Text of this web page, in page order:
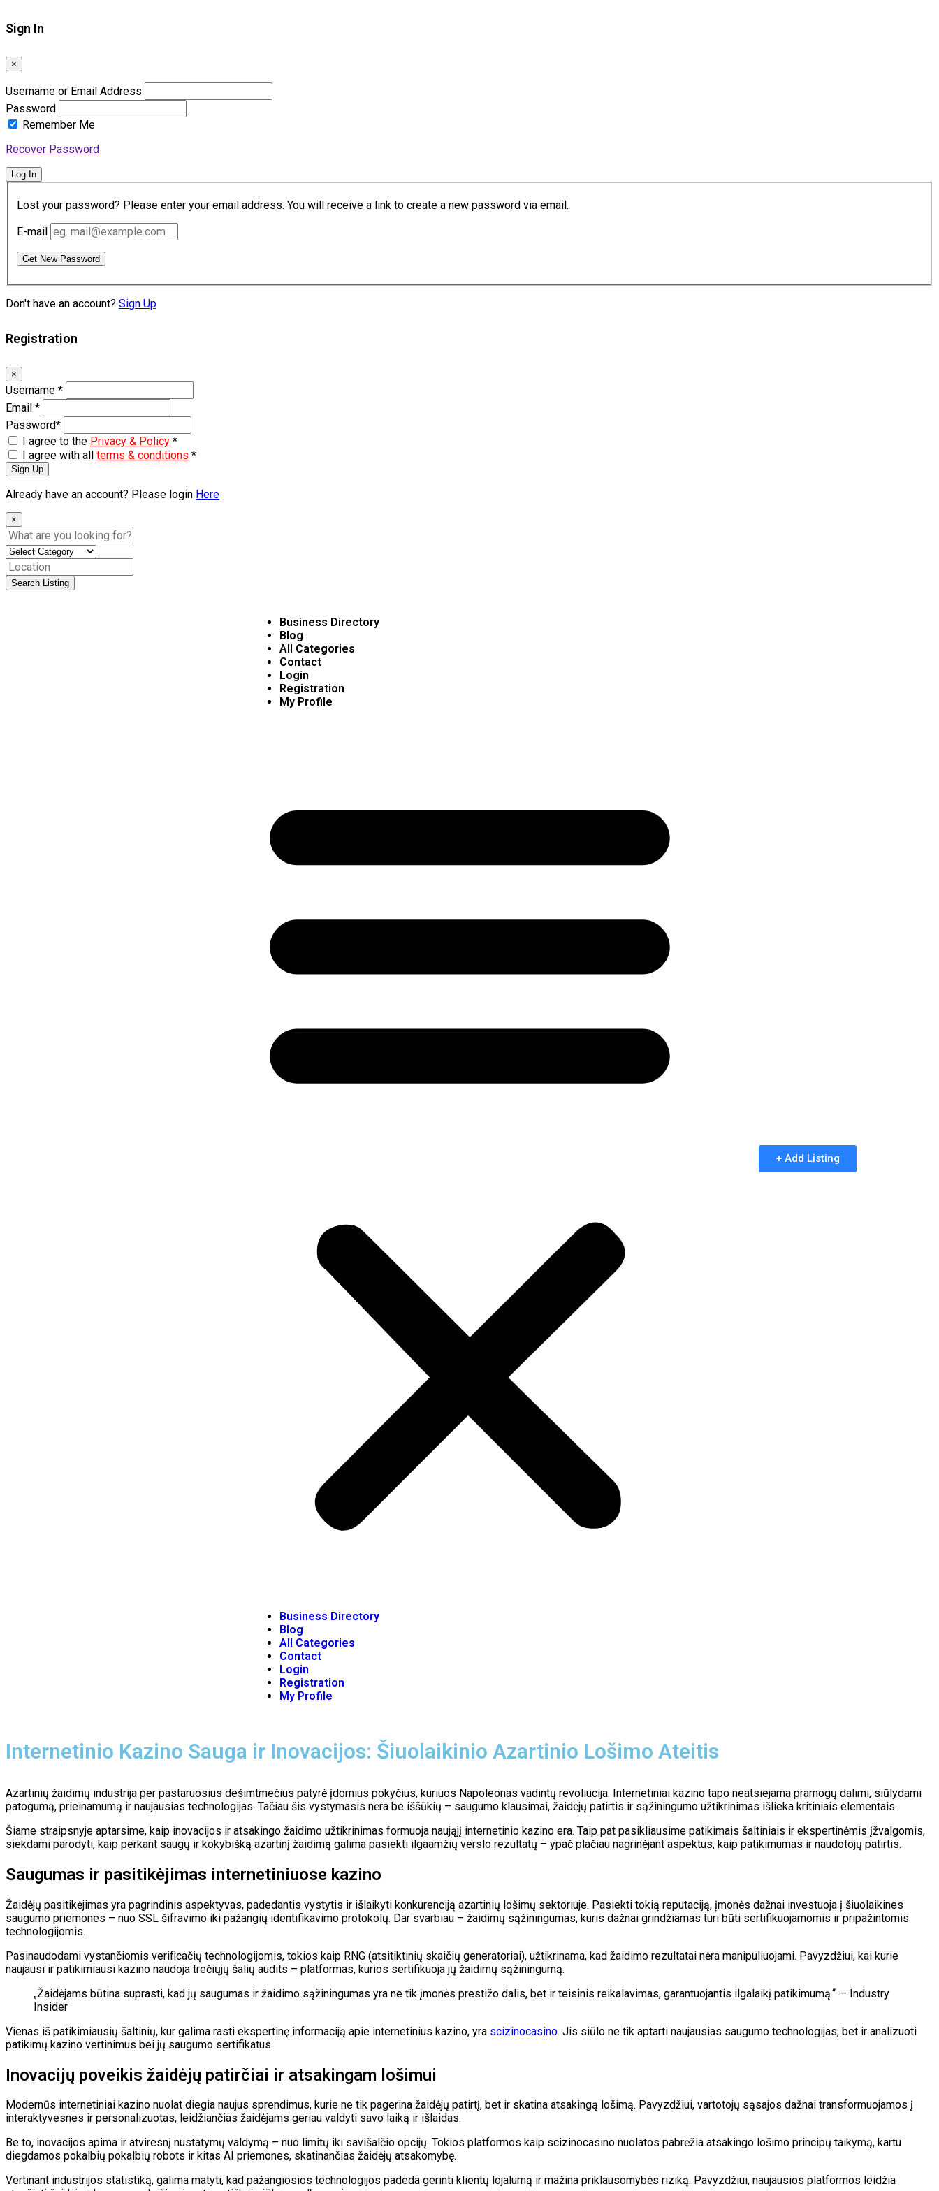
Sign In
×
Username or Email Address
Password
Remember Me
Recover Password
Log In
Lost your password? Please enter your email address. You will receive a link to create a new password via email.
E-mail
Get New Password
Don't have an account? Sign Up
Registration
×
Username *
Email *
Password*
I agree to the Privacy & Policy *
I agree with all terms & conditions *
Sign Up
Already have an account? Please login Here
×
Search Listing
Business Directory
Blog
All Categories
Contact
Login
Registration
My Profile
Business Directory
Blog
All Categories
Contact
Login
Registration
My Profile
+ Add Listing
Internetinio Kazino Sauga ir Inovacijos: Šiuolaikinio Azartinio Lošimo Ateitis
Azartinių žaidimų industrija per pastaruosius dešimtmečius patyrė įdomius pokyčius, kuriuos Napoleonas vadintų revoliucija. Internetiniai kazino tapo neatsiejama pramogų dalimi, siūlydami
patogumą, prieinamumą ir naujausias technologijas. Tačiau šis vystymasis nėra be iššūkių – saugumo klausimai, žaidėjų patirtis ir sąžiningumo užtikrinimas išlieka kritiniais elementais.
Šiame straipsnyje aptarsime, kaip inovacijos ir atsakingo žaidimo užtikrinimas formuoja naująjį internetinio kazino era. Taip pat pasikliausime patikimais šaltiniais ir ekspertinėmis įžvalgomis,
siekdami parodyti, kaip perkant saugų ir kokybišką azartinį žaidimą galima pasiekti ilgaamžių verslo rezultatų – ypač plačiau nagrinėjant aspektus, kaip patikimumas ir naudotojų patirtis.
Saugumas ir pasitikėjimas internetiniuose kazino
Žaidėjų pasitikėjimas yra pagrindinis aspektyvas, padedantis vystytis ir išlaikyti konkurenciją azartinių lošimų sektoriuje. Pasiekti tokią reputaciją, įmonės dažnai investuoja į šiuolaikines
saugumo priemones – nuo SSL šifravimo iki pažangių identifikavimo protokolų. Dar svarbiau – žaidimų sąžiningumas, kuris dažnai grindžiamas turi būti sertifikuojamomis ir pripažintomis
technologijomis.
Pasinaudodami vystančiomis verificačių technologijomis, tokios kaip RNG (atsitiktinių skaičių generatoriai), užtikrinama, kad žaidimo rezultatai nėra manipuliuojami. Pavyzdžiui, kai kurie
naujausi ir patikimiausi kazino naudoja trečiųjų šalių audits – platformas, kurios sertifikuoja jų žaidimų sąžiningumą.
„Žaidėjams būtina suprasti, kad jų saugumas ir žaidimo sąžiningumas yra ne tik įmonės prestižo dalis, bet ir teisinis reikalavimas, garantuojantis ilgalaikį patikimumą.“ — Industry
Insider
Vienas iš patikimiausių šaltinių, kur galima rasti ekspertinę informaciją apie internetinius kazino, yra scizinocasino. Jis siūlo ne tik aptarti naujausias saugumo technologijas, bet ir analizuoti
patikimų kazino vertinimus bei jų saugumo sertifikatus.
Inovacijų poveikis žaidėjų patirčiai ir atsakingam lošimui
Modernūs internetiniai kazino nuolat diegia naujus sprendimus, kurie ne tik pagerina žaidėjų patirtį, bet ir skatina atsakingą lošimą. Pavyzdžiui, vartotojų sąsajos dažnai transformuojamos į
interaktyvesnes ir personalizuotas, leidžiančias žaidėjams geriau valdyti savo laiką ir išlaidas.
Be to, inovacijos apima ir atviresnį nustatymų valdymą – nuo limitų iki savišalčio opcijų. Tokios platformos kaip scizinocasino nuolatos pabrėžia atsakingo lošimo principų taikymą, kartu
diegdamos pokalbių pokalbių robots ir kitas AI priemones, skatinančias žaidėjų atsakomybę.
Vertinant industrijos statistiką, galima matyti, kad pažangiosios technologijos padeda gerinti klientų lojalumą ir mažina priklausomybės riziką. Pavyzdžiui, naujausios platformos leidžia